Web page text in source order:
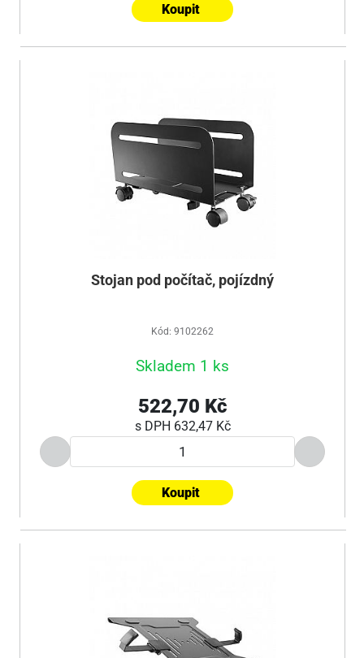
Koupit
Stojan pod počítač, pojízdný
Kód: 9102262
Skladem 1 ks
522,70 Kč
s DPH 632,47 Kč
Koupit